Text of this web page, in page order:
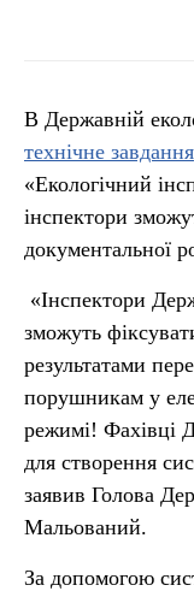
В Державній
технічне завдання
«Екологічний
інспектори
документальної
«Інспектори
зможуть
результатами
порушникам у
режимі! Фахівці
для створення
заявив Голова
Мальований.
За допомогою